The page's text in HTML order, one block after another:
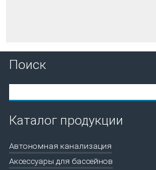
Поиск
Каталог продукции
Автономная канализация
Аксессуары для бассейнов